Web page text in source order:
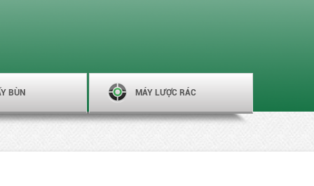
BÙN MÁY LƯỢC RÁC